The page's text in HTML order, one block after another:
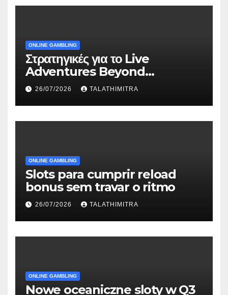
ONLINE GAMBLING
Στρατηγικές για το Live
Adventures Beyond
Wonderland που Στέκουν
26/07/2026 TALATHIMITRA
ONLINE GAMBLING
Slots para cumprir reload
bonus sem travar o ritmo
26/07/2026 TALATHIMITRA
ONLINE GAMBLING
Nowe oceaniczne sloty w Q3